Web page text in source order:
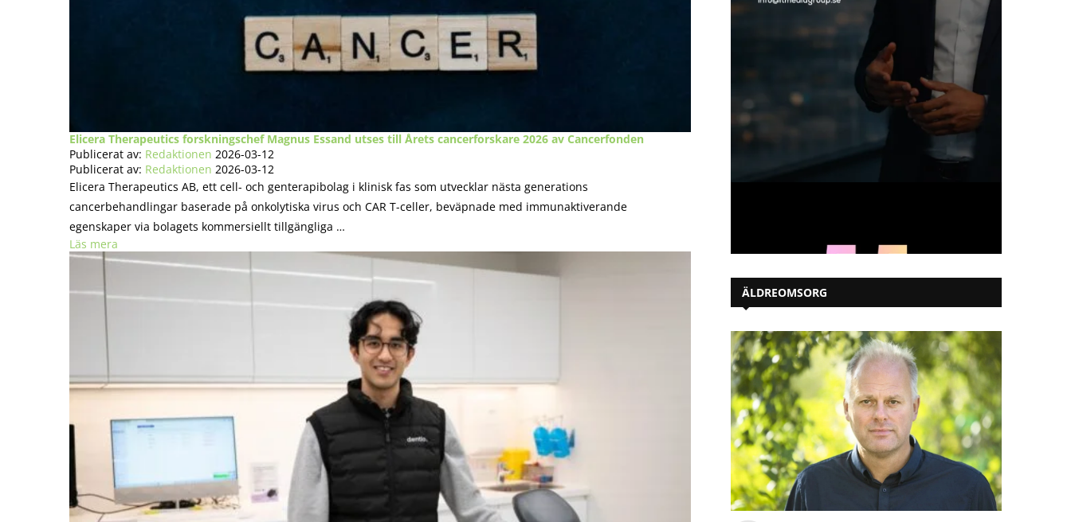
Elicera Therapeutics forskningschef Magnus Essand utses till Årets cancerforskare 2026 av Cancerfonden
Publicerat av: Redaktionen 2026-03-12
Publicerat av: Redaktionen 2026-03-12
Elicera Therapeutics AB, ett cell- och genterapibolag i klinisk fas som utvecklar nästa generations
cancerbehandlingar baserade på onkolytiska virus och CAR T-celler, beväpnade med immunaktiverande
egenskaper via bolagets kommersiellt tillgängliga …
Läs mera
ÄLDREOMSORG